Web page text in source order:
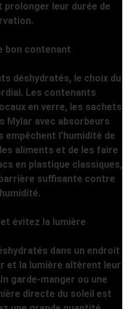
leur durée de
bon contenant
déshydratés, le choix du
Les contenants
en verre, les sachets
Mylar avec absorbeurs
empêchent l'humidité de
aliments et de les faire
en plastique classiques,
suffisante contre
évitez la lumière
dans un endroit
et la lumière altèrent leur
garde-manger ou une
directe du soleil est